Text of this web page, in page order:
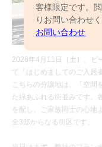
客様限定です。
りお問い合わせく
お問い合わせ
2026年4月11日（土）、ビ
て「はじめましてのご入居
こちらの分譲地は、「空間
た緑あふれる街並みです。
を配し、ご家族同士の心地
全3邸からなる街区です。